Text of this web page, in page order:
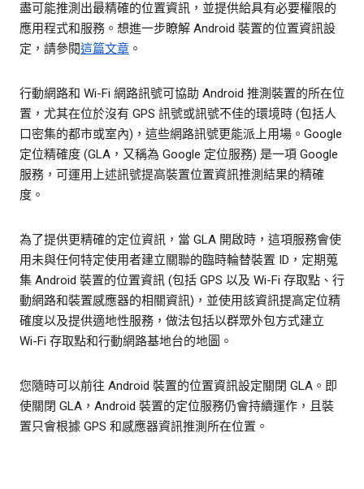
盡可能推測出最精確的位置資訊，並提供給具有必要權限的
應用程式和服務。想進一步瞭解 Android 裝置的位置資訊設
定，請參閱這篇文章 。
行動網路和 Wi-Fi 網路訊號可協助 Android 推測裝置的所在位
置，尤其在位於沒有 GPS 訊號或訊號不佳的環境時 (包括人
口密集的都市或室內)，這些網路訊號更能派上用場。Google
定位精確度 (GLA，又稱為 Google 定位服務) 是一項 Google
服務，可運用上述訊號提高裝置位置資訊推測結果的精確
度。
為了提供更精確的定位資訊，當 GLA 開啟時，這項服務會使
用未與任何特定使用者建立關聯的臨時輪替裝置 ID，定期蒐
集 Android 裝置的位置資訊 (包括 GPS 以及 Wi-Fi 存取點、行
動網路和裝置感應器的相關資訊)，並使用該資訊提高定位精
確度以及提供適地性服務，做法包括以群眾外包方式建立
Wi-Fi 存取點和行動網路基地台的地圖。
您隨時可以前往 Android 裝置的位置資訊設定關閉 GLA。即
使關閉 GLA，Android 裝置的定位服務仍會持續運作，且裝
置只會根據 GPS 和感應器資訊推測所在位置。